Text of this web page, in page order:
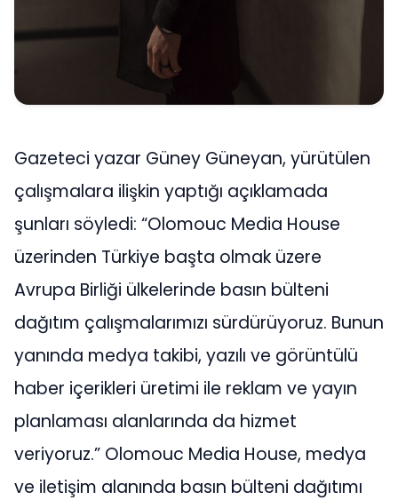
Gazeteci yazar Güney Güneyan, yürütülen
çalışmalara ilişkin yaptığı açıklamada
şunları söyledi: “Olomouc Media House
üzerinden Türkiye başta olmak üzere
Avrupa Birliği ülkelerinde basın bülteni
dağıtım çalışmalarımızı sürdürüyoruz. Bunun
yanında medya takibi, yazılı ve görüntülü
haber içerikleri üretimi ile reklam ve yayın
planlaması alanlarında da hizmet
veriyoruz.” Olomouc Media House, medya
ve iletişim alanında basın bülteni dağıtımı